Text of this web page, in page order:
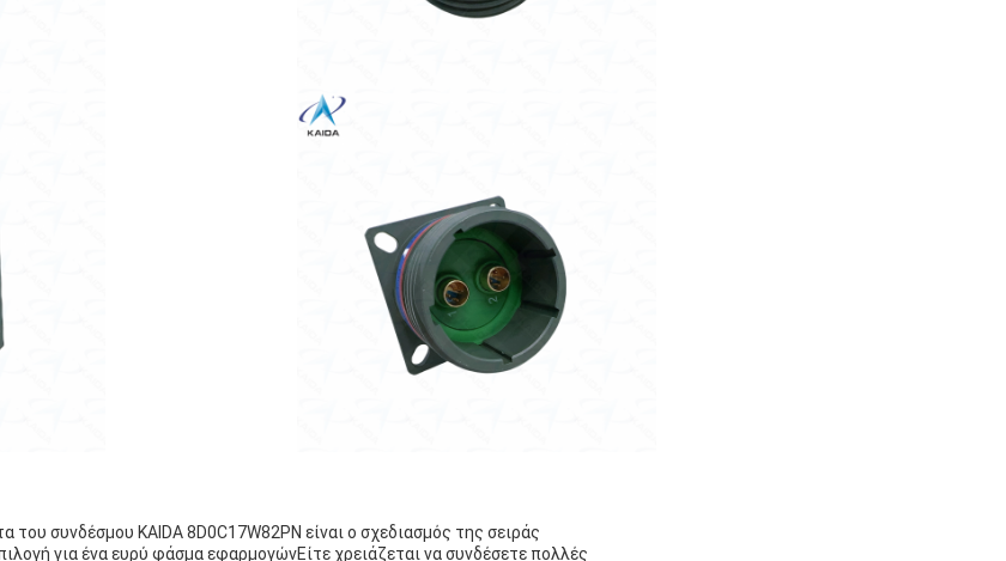
του συνδέσμου KAIDA 8D0C17W82PN είναι ο σχεδιασμός της σειράς
για ένα ευρύ φάσμα εφαρμογώνΕίτε χρειάζεται να συνδέσετε πολλές